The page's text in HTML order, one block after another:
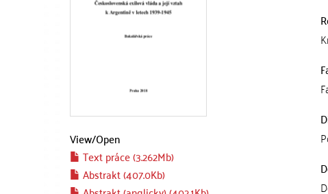
View/Open
Text práce (3.262Mb)
Abstrakt (407.0Kb)